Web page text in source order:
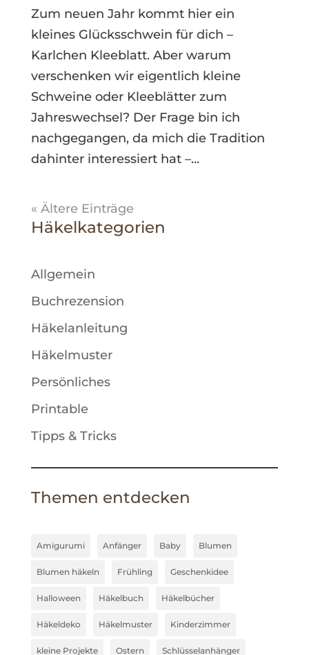
Zum neuen Jahr kommt hier ein
kleines Glücksschwein für dich –
Karlchen Kleeblatt. Aber warum
verschenken wir eigentlich kleine
Schweine oder Kleeblätter zum
Jahreswechsel? Der Frage bin ich
nachgegangen, da mich die Tradition
dahinter interessiert hat –...
« Ältere Einträge
Häkelkategorien
Allgemein
Buchrezension
Häkelanleitung
Häkelmuster
Persönliches
Printable
Tipps & Tricks
Themen entdecken
Amigurumi Anfänger Baby Blumen
Blumen häkeln Frühling Geschenkidee
Halloween Häkelbuch Häkelbücher
Häkeldeko Häkelmuster Kinderzimmer
kleine Projekte Ostern Schlüsselanhänger